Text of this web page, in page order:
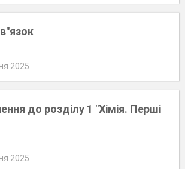
2025
до розділу 1 "Хімія. Перші
2025